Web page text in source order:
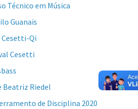
Técnico em Música
Guanais
Cesetti-Qi
Cesetti
Beatriz Riedel
de Disciplina 2020